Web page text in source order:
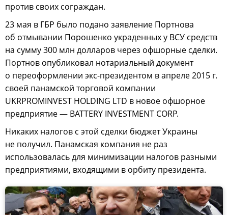
против своих сограждан.
23 мая в ГБР было подано заявление Портнова
об отмывании Порошенко украденных у ВСУ средств
на сумму 300 млн долларов через офшорные сделки.
Портнов опубликовал нотариальный документ
о переоформлении экс-президентом в апреле 2015 г.
своей панамской торговой компании
UKRPROMINVEST HOLDING LTD в новое офшорное
предприятие — BATTERY INVESTMENT CORP.
Никаких налогов с этой сделки бюджет Украины
не получил. Панамская компания не раз
использовалась для минимизации налогов разными
предприятиями, входящими в орбиту президента.